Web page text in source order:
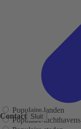
Contact Sluit
Populaire landen
Populaire luchthavens